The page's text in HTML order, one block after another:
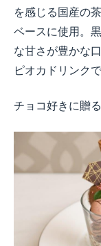
を感じる国産の
ベースに使用。
な甘さが豊かな
ピオカドリンクで
チョコ好きに贈